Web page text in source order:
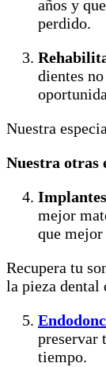
años y
perdido.
dientes
Nuestra
Nuestra otras
mejor
que mejor
Recupera tu
la pieza dental
preservar
tiempo.